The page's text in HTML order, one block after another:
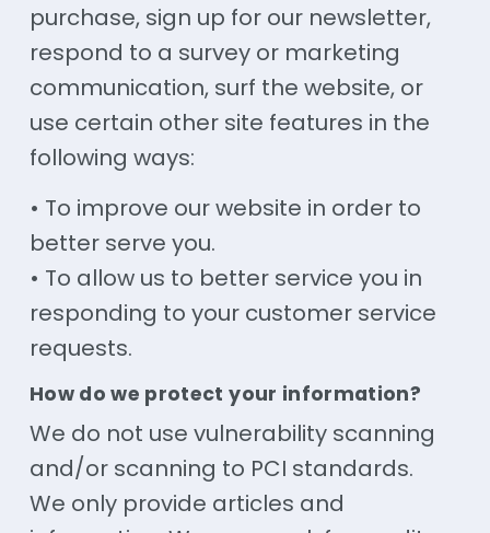
purchase, sign up for our newsletter,
respond to a survey or marketing
communication, surf the website, or
use certain other site features in the
following ways:
• To improve our website in order to
better serve you.
• To allow us to better service you in
responding to your customer service
requests.
How do we protect your information?
We do not use vulnerability scanning
and/or scanning to PCI standards.
We only provide articles and